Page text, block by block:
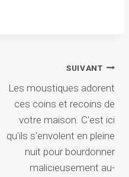
SUIVANT
Les moustiques adorent
ces coins et recoins de
votre maison. C'est ici
qu'ils s'envolent en pleine
nuit pour bourdonner
malicieusement au-